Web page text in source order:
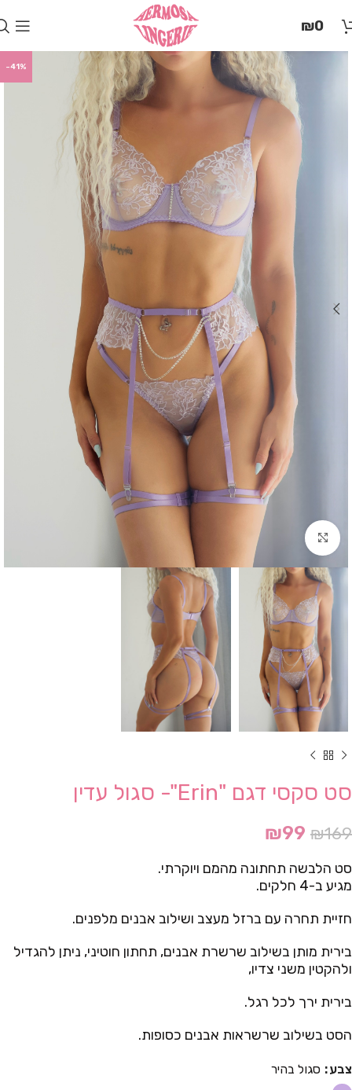
זֶה
₪0
-41%
Click to enlarge
סט סקסי דגם "Erin"- סגול עדין
₪169
₪99
סט הלבשה תחתונה מהמם ויוקרתי.
מגיע ב-4 חלקים.
חזיית תחרה עם ברזל מעצב ושילוב אבנים מלפנים.
בירית מותן בשילוב שרשרת אבנים, תחתון חוטיני, ניתן להגדיל
ולהקטין משני צדיו,
בירית ירך לכל רגל.
הסט בשילוב שרשראות אבנים כסופות.
צבע סגול בהיר